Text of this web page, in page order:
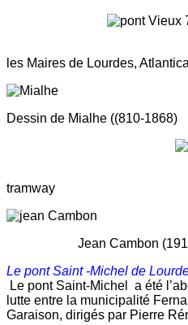
les Maires de Lourdes, Atlantica
Dessin de Mialhe ((810-1868)
tramway
Jean Cambon
Le pont Saint -Michel de
Le pont Saint-Michel a été
lutte entre la municipalité
Garaison, dirigés par Pierre